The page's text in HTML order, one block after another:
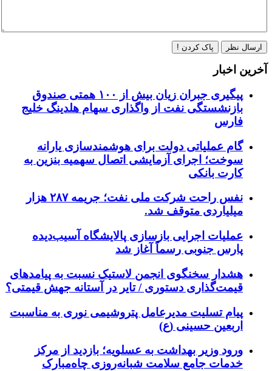
ارسال نظر پاک کردن !
آخرین اخبار
پیگیری جبران زیان بیش از ۱۰۰ همتی صندوق
بازنشستگی نفت از واگذاری سهام هلدینگ خلیج
فارس
گام عملیاتی دولت برای هوشمندسازی یارانه
سوخت؛ اجرای آزمایشی اتصال سهمیه بنزین به
کارت بانکی
نفس راحت شرکت ملی نفت؛ جریمه ۲۸۷ هزار
میلیاردی متوقف شد.
عملیات اجرایی بازسازی پالایشگاه آسیب‌دیده
پارس جنوبی رسماً آغاز شد
هشدار سخنگوی انجمن لاستیک نسبت به پیامدهای
قیمت‌گذاری دستوری / تایر در آستانه جهش قیمتی؟
پیام تسلیت مدیرعامل پتروشیمی نوری به مناسبت
اربعین حسینی (ع)
ورود وزیر بهداشت به عسلویه؛ بازدید از مرکز
خدمات جامع سلامت شبانه‌روزی چاه‌مبارک